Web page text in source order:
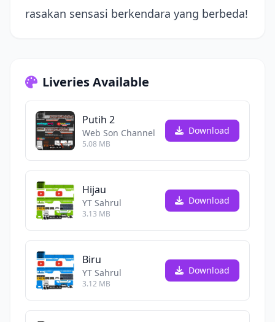
rasakan sensasi berkendara yang berbeda!
Liveries Available
Putih 2
Web Son Channel
5.08 MB
Download
Hijau
YT Sahrul
3.13 MB
Download
Biru
YT Sahrul
3.12 MB
Download